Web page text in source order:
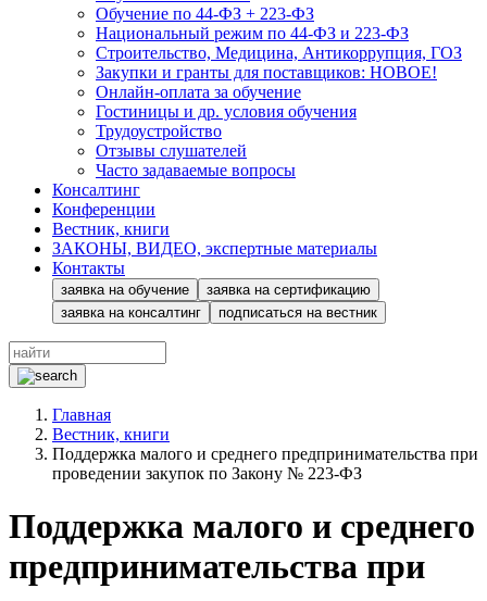
Обучение по 44-ФЗ + 223-ФЗ
Национальный режим по 44-ФЗ и 223-ФЗ
Строительство, Медицина, Антикоррупция, ГОЗ
Закупки и гранты для поставщиков: НОВОЕ!
Онлайн-оплата за обучение
Гостиницы и др. условия обучения
Трудоустройство
Отзывы слушателей
Часто задаваемые вопросы
Консалтинг
Конференции
Вестник, книги
ЗАКОНЫ, ВИДЕО, экспертные материалы
Контакты
заявка на обучение
заявка на сертификацию
заявка на консалтинг
подписаться на вестник
Главная
Вестник, книги
Поддержка малого и среднего предпринимательства при
проведении закупок по Закону № 223-ФЗ
Поддержка малого и среднего
предпринимательства при